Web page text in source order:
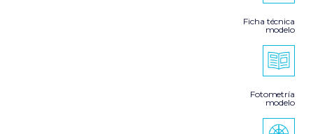
Ficha técnica
modelo
Fotometría
modelo